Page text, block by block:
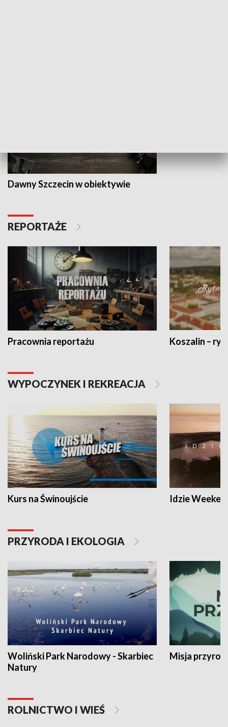
Dawny Szczecin w obiektywie
REPORTAŻE
Pracownia reportażu Koszalin –
WYPOCZYNEK I REKREACJA
Kurs na Świnoujście Idzie
PRZYRODA I EKOLOGIA
Woliński Park Narodowy - Skarbiec
Natury
Misja
ROLNICTWO I WIEŚ